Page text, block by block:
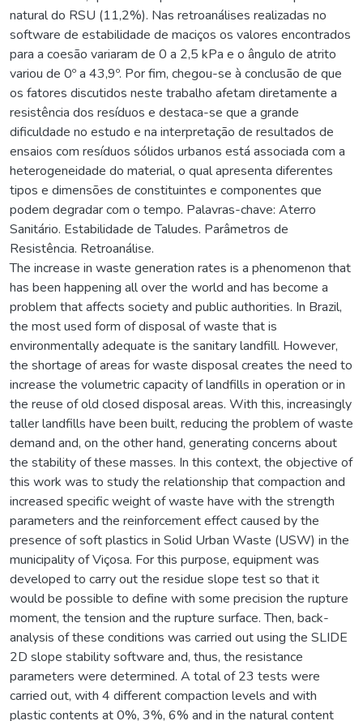
natural do RSU (11,2%). Nas retroanálises realizadas no
software de estabilidade de maciços os valores encontrados
para a coesão variaram de 0 a 2,5 kPa e o ângulo de atrito
variou de 0º a 43,9º. Por fim, chegou-se à conclusão de que
os fatores discutidos neste trabalho afetam diretamente a
resistência dos resíduos e destaca-se que a grande
dificuldade no estudo e na interpretação de resultados de
ensaios com resíduos sólidos urbanos está associada com a
heterogeneidade do material, o qual apresenta diferentes
tipos e dimensões de constituintes e componentes que
podem degradar com o tempo. Palavras-chave: Aterro
Sanitário. Estabilidade de Taludes. Parâmetros de
Resistência. Retroanálise.
The increase in waste generation rates is a phenomenon that
has been happening all over the world and has become a
problem that affects society and public authorities. In Brazil,
the most used form of disposal of waste that is
environmentally adequate is the sanitary landfill. However,
the shortage of areas for waste disposal creates the need to
increase the volumetric capacity of landfills in operation or in
the reuse of old closed disposal areas. With this, increasingly
taller landfills have been built, reducing the problem of waste
demand and, on the other hand, generating concerns about
the stability of these masses. In this context, the objective of
this work was to study the relationship that compaction and
increased specific weight of waste have with the strength
parameters and the reinforcement effect caused by the
presence of soft plastics in Solid Urban Waste (USW) in the
municipality of Viçosa. For this purpose, equipment was
developed to carry out the residue slope test so that it
would be possible to define with some precision the rupture
moment, the tension and the rupture surface. Then, back-
analysis of these conditions was carried out using the SLIDE
2D slope stability software and, thus, the resistance
parameters were determined. A total of 23 tests were
carried out, with 4 different compaction levels and with
plastic contents at 0%, 3%, 6% and in the natural content